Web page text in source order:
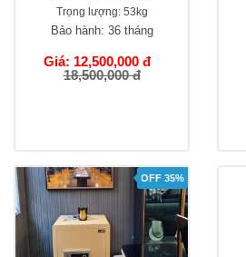
Trọng lượng:53kg
Bảo hành: 36 tháng
Giá: 12,500,000 đ
18,500,000 đ
OFF 35%